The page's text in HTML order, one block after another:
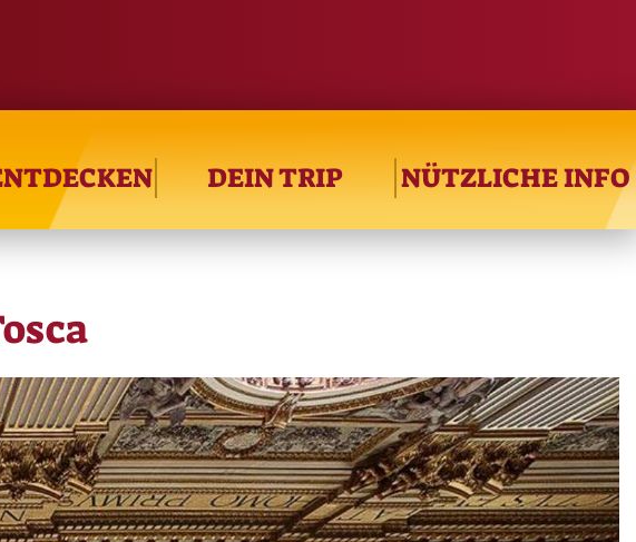
DEIN TRIP NÜTZLICHE INFO